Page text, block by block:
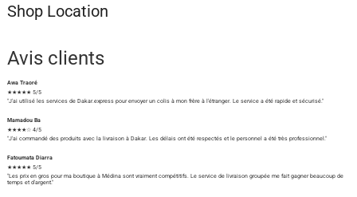
Shop Location
Avis clients
Awa Traoré
★★★★★ 5/5
"J'ai utilisé les services de Dakar.express pour envoyer un colis à mon frère à l'étranger. Le service a été rapide et sécurisé."
Mamadou Ba
★★★★☆ 4/5
"J'ai commandé des produits avec la livraison à Dakar. Les délais ont été respectés et le personnel a été très professionnel."
Fatoumata Diarra
★★★★★ 5/5
"Les prix en gros pour ma boutique à Médina sont vraiment compétitifs. Le service de livraison groupée me fait gagner beaucoup de
temps et d'argent."